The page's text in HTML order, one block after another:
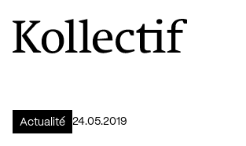
Aller à la page d'accueil
Logo Kollectif
Actualité 24.05.2019